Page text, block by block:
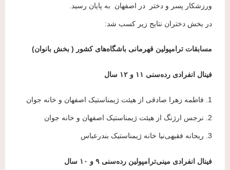
ورزشکار پسر و دختر در اصفهان به پایان رسید.
در بخش دختران نتایج زیر کسب شد:
مسابقات ترامپولین قهرمانی باشگاه‌های کشور ( بخش بانوان)
فینال انفرادی رده‌سنی ۱۱ و ۱۲ سال
1. فاطمه زهرا صادقی از هیئت ژیمناستیک اصفهان و خانه جوان
2. نرجس ارژنگ از هیئت ژیمناستیک اصفهان و خانه جوان
3. ریحانه فقیهی‌نیا خانه ژیمناستیک بندرعباس
فینال انفرادی مینی‌ترامپولین رده‌سنی ۹ و ۱۰ سال